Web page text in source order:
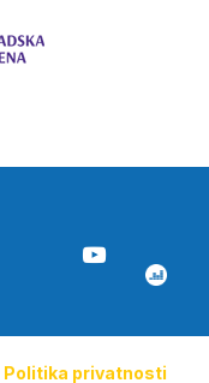
Politika privatnosti